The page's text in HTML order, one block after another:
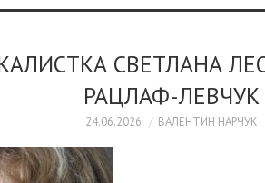
СВЕТЛАНА
РАЦЛАФ-ЛЕВЧУК
24.06.2026 ВАЛЕНТИН НАРЧУК